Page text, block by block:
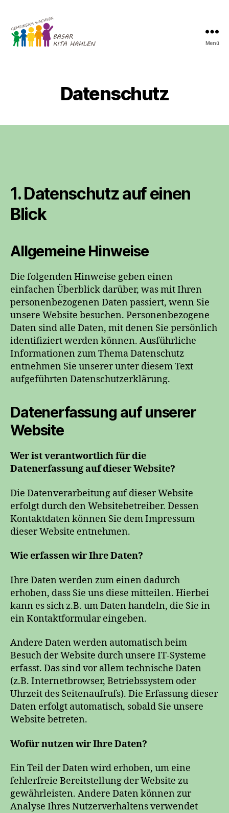
Menü
Datenschutz
1. Datenschutz auf einen
Blick
Allgemeine Hinweise
Die folgenden Hinweise geben einen
einfachen Überblick darüber, was mit Ihren
personenbezogenen Daten passiert, wenn Sie
unsere Website besuchen. Personenbezogene
Daten sind alle Daten, mit denen Sie persönlich
identifiziert werden können. Ausführliche
Informationen zum Thema Datenschutz
entnehmen Sie unserer unter diesem Text
aufgeführten Datenschutzerklärung.
Datenerfassung auf unserer
Website
Wer ist verantwortlich für die
Datenerfassung auf dieser Website?
Die Datenverarbeitung auf dieser Website
erfolgt durch den Websitebetreiber. Dessen
Kontaktdaten können Sie dem Impressum
dieser Website entnehmen.
Wie erfassen wir Ihre Daten?
Ihre Daten werden zum einen dadurch
erhoben, dass Sie uns diese mitteilen. Hierbei
kann es sich z.B. um Daten handeln, die Sie in
ein Kontaktformular eingeben.
Andere Daten werden automatisch beim
Besuch der Website durch unsere IT-Systeme
erfasst. Das sind vor allem technische Daten
(z.B. Internetbrowser, Betriebssystem oder
Uhrzeit des Seitenaufrufs). Die Erfassung dieser
Daten erfolgt automatisch, sobald Sie unsere
Website betreten.
Wofür nutzen wir Ihre Daten?
Ein Teil der Daten wird erhoben, um eine
fehlerfreie Bereitstellung der Website zu
gewährleisten. Andere Daten können zur
Analyse Ihres Nutzerverhaltens verwendet